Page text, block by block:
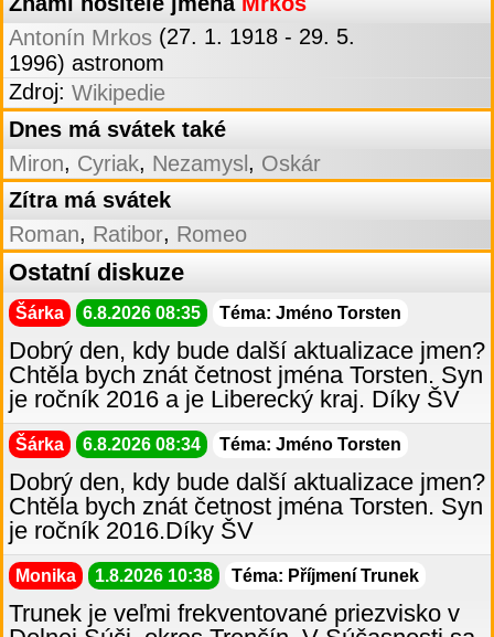
Antonín Mrkos (27. 1. 1918 - 29. 5.
1996) astronom
Zdroj: Wikipedie
Dnes má svátek také
Miron, Cyriak, Nezamysl , Oskár
Zítra má svátek
Roman, Ratibor, Romeo
Ostatní diskuze
Šárka 6.8.2026 08:35 Téma: Jméno Torsten
Dobrý den, kdy bude další aktualizace jmen?
Chtěla bych znát četnost jména Torsten. Syn
je ročník 2016 a je Liberecký kraj. Díky ŠV
Šárka 6.8.2026 08:34 Téma: Jméno Torsten
Dobrý den, kdy bude další aktualizace jmen?
Chtěla bych znát četnost jména Torsten. Syn
je ročník 2016.Díky ŠV
Monika 1.8.2026 10:38 Téma: Příjmení Trunek
Trunek je veľmi frekventované priezvisko v